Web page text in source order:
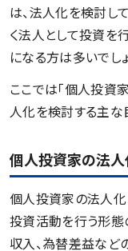
は、法人化を検討し
く法人として投資を
になる方は多いでしょ
ここでは「個人投資
人化を検討する主な
個人投資家の法人
個人投資家の法人化
投資活動を行う形態
収入、為替差益など